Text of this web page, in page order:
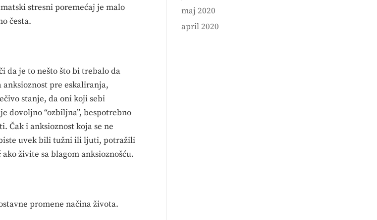
stresni poremećaj je malo
česta.
da je to nešto što bi trebalo da
pre eskaliranja,
stanje, da oni koji sebi
dovoljno “ozbiljna”, bespotrebno
Čak i anksioznost koja se ne
uvek bili tužni ili ljuti, potražili
živite sa blagom anksioznošću.
promene načina života.
maj 2020
april 2020